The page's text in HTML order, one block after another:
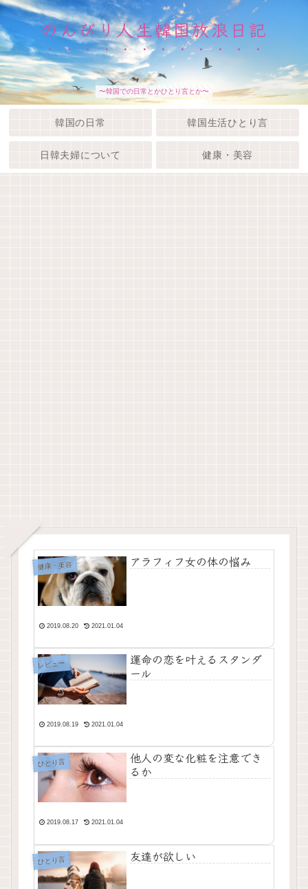
のんびり人生韓国放浪日記
〜韓国での日常とかひとり言とか〜
韓国の日常 韓国生活ひとり言
日韓夫婦について 健康・美容
健康・美容 アラフィフ女の体の悩み
2019.08.20 2021.01.04
レビュー
運命の恋を叶えるスタンダ
ール
2019.08.19 2021.01.04
ひとり言
他人の変な化粧を注意でき
るか
2019.08.17 2021.01.04
ひとり言 友達が欲しい